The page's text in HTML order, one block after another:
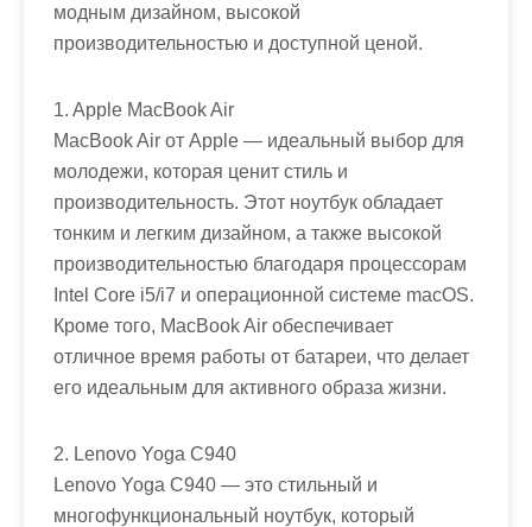
модным дизайном, высокой
производительностью и доступной ценой.
1. Apple MacBook Air
MacBook Air от Apple — идеальный выбор для
молодежи, которая ценит стиль и
производительность. Этот ноутбук обладает
тонким и легким дизайном, а также высокой
производительностью благодаря процессорам
Intel Core i5/i7 и операционной системе macOS.
Кроме того, MacBook Air обеспечивает
отличное время работы от батареи, что делает
его идеальным для активного образа жизни.
2. Lenovo Yoga C940
Lenovo Yoga C940 — это стильный и
многофункциональный ноутбук, который